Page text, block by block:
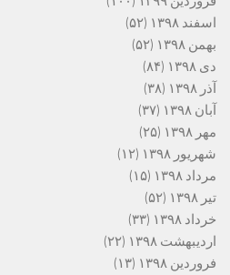
اسفند ۱۳۹۸
(۵۲)
بهمن ۱۳۹۸
(۵۲)
دی ۱۳۹۸
(۸۴)
آذر ۱۳۹۸
(۳۸)
آبان ۱۳۹۸
(۳۷)
مهر ۱۳۹۸
(۲۵)
شهریور ۱۳۹۸
(۱۲)
مرداد ۱۳۹۸
(۱۵)
تیر ۱۳۹۸
(۵۲)
خرداد ۱۳۹۸
(۳۳)
اردیبهشت ۱۳۹۸
(۲۲)
فروردین ۱۳۹۸
(۱۳)